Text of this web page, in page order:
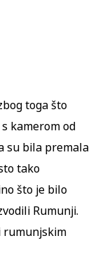
toga što
kamerom od
su bila premala
tako
što je bilo
Rumunji.
rumunjskim